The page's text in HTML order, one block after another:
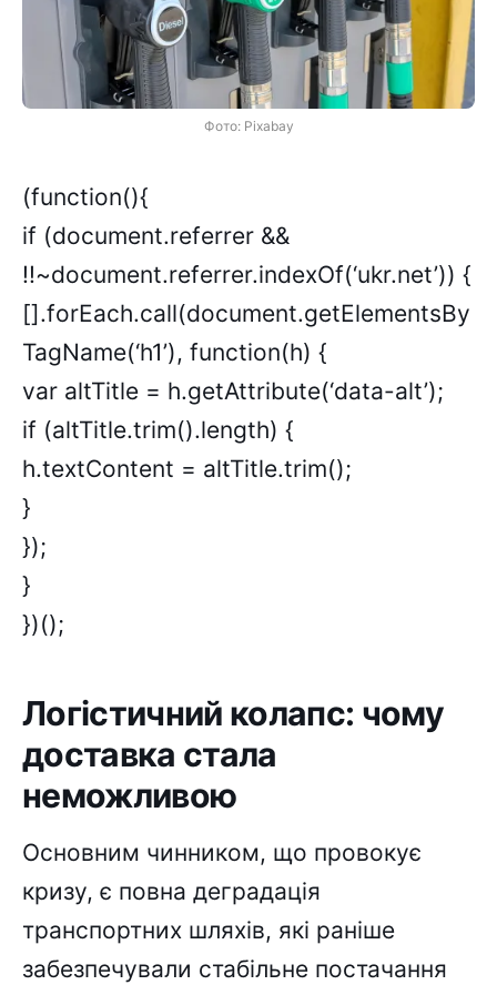
Фото: Pixabay
(function(){
if (document.referrer &&
!!~document.referrer.indexOf(‘ukr.net’)) {
[].forEach.call(document.getElementsBy
TagName(‘h1’), function(h) {
var altTitle = h.getAttribute(‘data-alt’);
if (altTitle.trim().length) {
h.textContent = altTitle.trim();
}
});
}
})();
Логістичний колапс: чому
доставка стала
неможливою
Основним чинником, що провокує
кризу, є повна деградація
транспортних шляхів, які раніше
забезпечували стабільне постачання